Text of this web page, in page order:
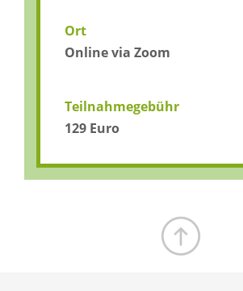
Ort
Online via Zoom
Teilnahmegebühr
129 Euro